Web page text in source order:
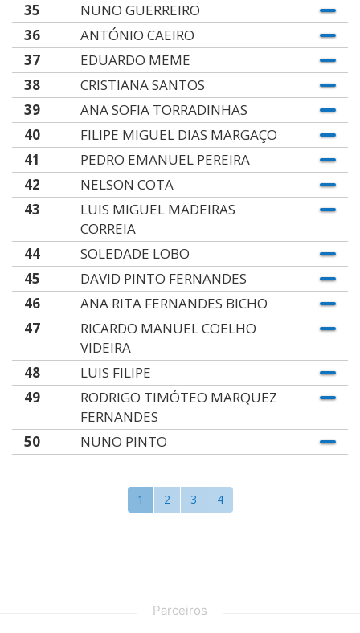
35
NUNO GUERREIRO
36
ANTÓNIO CAEIRO
37
EDUARDO MEME
38
CRISTIANA SANTOS
39
ANA SOFIA TORRADINHAS
40
FILIPE MIGUEL DIAS MARGAÇO
41
PEDRO EMANUEL PEREIRA
42
NELSON COTA
43
LUIS MIGUEL MADEIRAS
CORREIA
44
SOLEDADE LOBO
45
DAVID PINTO FERNANDES
46
ANA RITA FERNANDES BICHO
47
RICARDO MANUEL COELHO
VIDEIRA
48
LUIS FILIPE
49
RODRIGO TIMÓTEO MARQUEZ
FERNANDES
50
NUNO PINTO
1 2 3 4
Parceiros